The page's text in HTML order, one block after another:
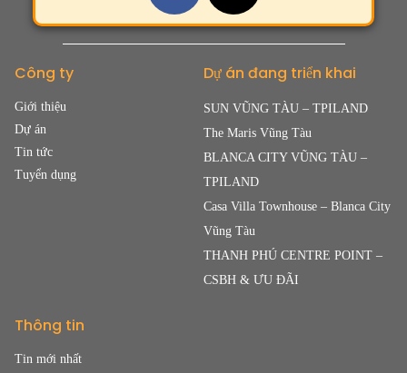
Công ty
Giới thiệu
Dự án
Tin tức
Tuyển dụng
Dự án đang triển khai
SUN VŨNG TÀU – TPILAND
The Maris Vũng Tàu
BLANCA CITY VŨNG TÀU –
TPILAND
Casa Villa Townhouse – Blanca City
Vũng Tàu
THANH PHÚ CENTRE POINT –
CSBH & ƯU ĐÃI
Thông tin
Tin mới nhất